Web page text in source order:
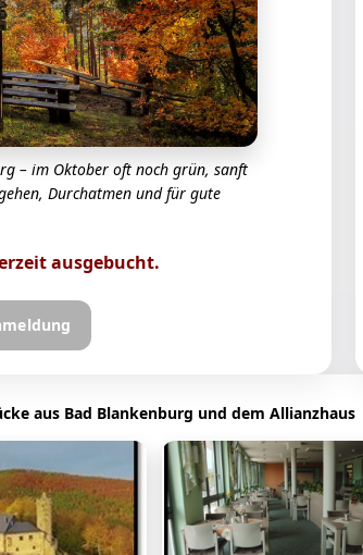
– im Oktober oft noch grün, sanft
Durchatmen und für gute
ausgebucht.
aus Bad Blankenburg und dem Allianzhaus